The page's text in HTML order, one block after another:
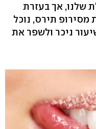
שלנו, אך בעזרת
מסירופ תירס, נוכל
ניכר ולשפר את